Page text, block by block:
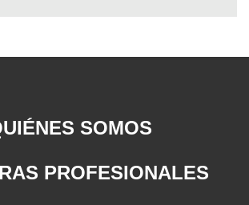
SOMOS
PROFESIONALES